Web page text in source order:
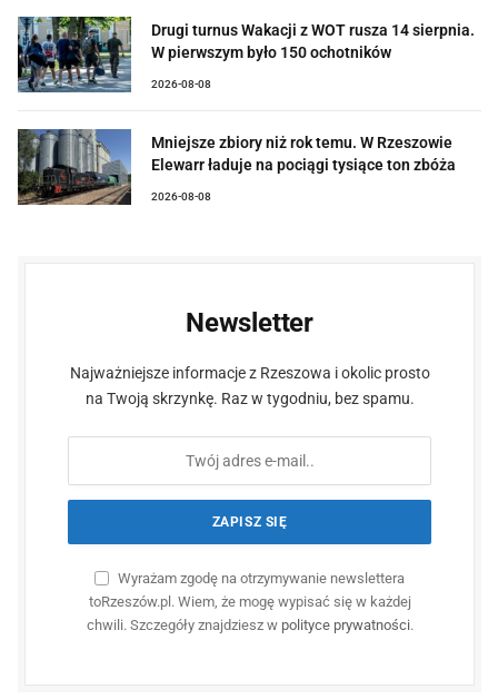
Drugi turnus Wakacji z WOT rusza 14 sierpnia.
W pierwszym było 150 ochotników
2026-08-08
Mniejsze zbiory niż rok temu. W Rzeszowie
Elewarr ładuje na pociągi tysiące ton zbóża
2026-08-08
Newsletter
Najważniejsze informacje z Rzeszowa i okolic prosto
na Twoją skrzynkę. Raz w tygodniu, bez spamu.
Wyrażam zgodę na otrzymywanie newslettera
toRzeszów.pl. Wiem, że mogę wypisać się w każdej
chwili. Szczegóły znajdziesz w polityce prywatności.